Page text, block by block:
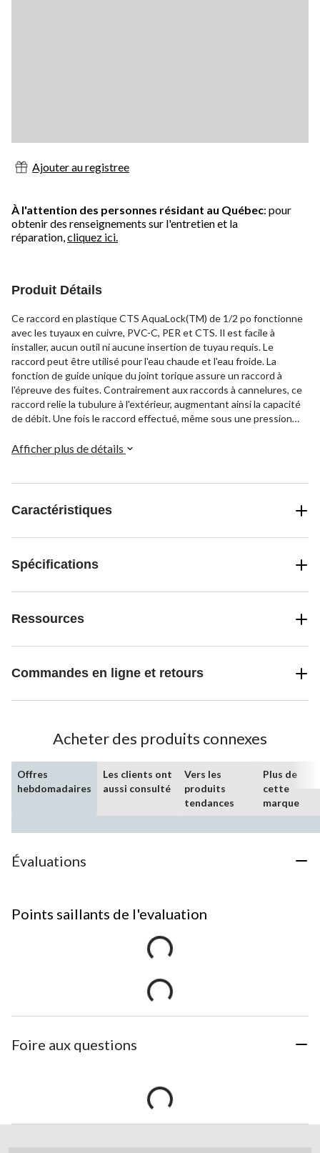
Ajouter au registree
À l'attention des personnes résidant au Québec: pour
obtenir des renseignements sur l'entretien et la
réparation,cliquez ici.
Produit Détails
Ce raccord en plastique CTS AquaLock(TM) de 1/2 po fonctionne
avec les tuyaux en cuivre, PVC-C, PER et CTS. Il est facile à
installer, aucun outil ni aucune insertion de tuyau requis. Le
raccord peut être utilisé pour l'eau chaude et l'eau froide. La
fonction de guide unique du joint torique assure un raccord à
l'épreuve des fuites. Contrairement aux raccords à cannelures, ce
raccord relie la tubulure à l'extérieur, augmentant ainsi la capacité
de débit. Une fois le raccord effectué, même sous une pression
applications dynamiques et où il y a des vibrations.
Afficher plus de détails
Caractéristiques
Spécifications
Ressources
Commandes en ligne et retours
Acheter des produits connexes
Offres
hebdomadaires
Les clients ont
aussi consulté
Vers les
produits
tendances
Plus de
cette
marque
Évaluations
Points saillants de l'evaluation
Foire aux questions